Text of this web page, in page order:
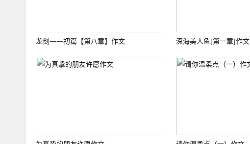
龙剑——初篇【第八章】作文 深海美人鱼[第一章]作文